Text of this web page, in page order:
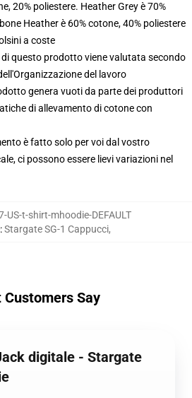
20% poliestere. Heather Grey è 70%
Heather è 60% cotone, 40% poliestere
a coste
questo prodotto viene valutata secondo
del lavoro
genera vuoti da parte dei produttori
di allevamento di cotone con
è fatto solo per voi dal vostro
ci possono essere lievi variazioni nel
US-t-shirt-mhoodie-DEFAULT
:Stargate SG-1 Cappucci,
Customers Say
digitale - Stargate